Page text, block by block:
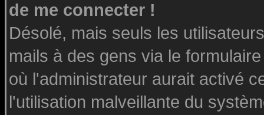
de me connecter !
Désolé, mais seuls les
mails à des gens via le
où l'administrateur aurait activé
l'utilisation malveillante du